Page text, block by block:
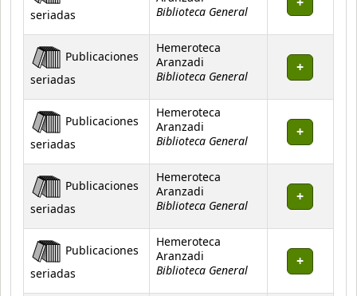
seriadas
Biblioteca General
Publicaciones
seriadas
Hemeroteca
Aranzadi
Biblioteca General
Publicaciones
seriadas
Hemeroteca
Aranzadi
Biblioteca General
Publicaciones
seriadas
Hemeroteca
Aranzadi
Biblioteca General
Publicaciones
seriadas
Hemeroteca
Aranzadi
Biblioteca General